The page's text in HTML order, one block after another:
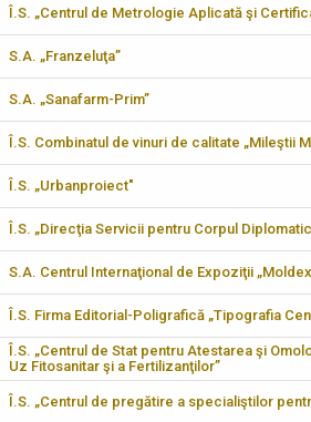
Î.S. „Centrul de Metrologie Aplicată şi
S.A. „Franzeluţa”
S.A. „Sanafarm-Prim”
Î.S. Combinatul de vinuri de calitate „Mileştii
Î.S. „Urbanproiect"
Î.S. „Direcţia Servicii pentru Corpul
S.A. Centrul Internaţional de Expoziţii
Î.S. Firma Editorial-Poligrafică „Tipografia
Î.S. „Centrul de Stat pentru Atestarea şi
Uz Fitosanitar şi a Fertilizanţilor”
Î.S. „Centrul de pregătire a specialiştilor